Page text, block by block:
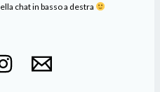
chat in basso a destra